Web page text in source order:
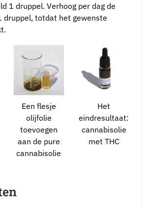
1 druppel. Verhoog per dag de
druppel, totdat het gewenste
Een flesje
olijfolie
toevoegen
aan de pure
cannabisolie
Het
eindresultaat:
cannabisolie
met THC